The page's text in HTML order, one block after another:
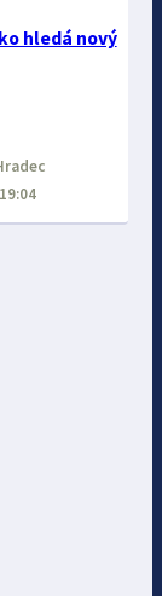
hledá nový